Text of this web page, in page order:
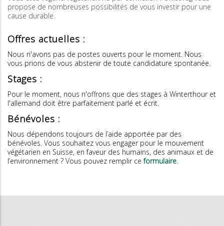
propose de nombreuses possibilités de vous investir pour une
cause durable.
Offres actuelles :
Nous n'avons pas de postes ouverts pour le moment. Nous
vous prions de vous abstenir de toute candidature spontanée.
Stages :
Pour le moment, nous n'offrons que des stages à Winterthour et
l'allemand doit être parfaitement parlé et écrit.
Bénévoles :
Nous dépendons toujours de l’aide apportée par des
bénévoles. Vous souhaitez vous engager pour le mouvement
végétarien en Suisse, en faveur des humains, des animaux et de
l’environnement ? Vous pouvez remplir ceformulaire